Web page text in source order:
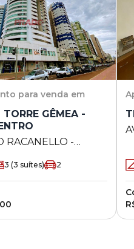
para venda em
TORRE GÊMEA -
RACANELLO -
3 (3 suítes) 2